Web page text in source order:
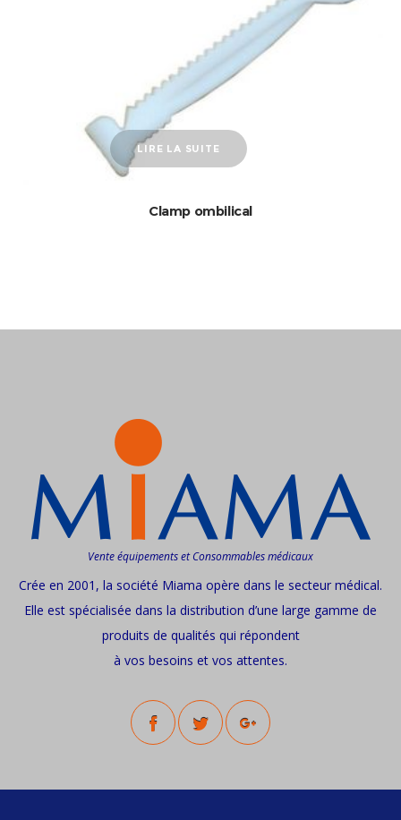
LIRE LA SUITE
Clamp ombilical
Vente équipements et Consommables médicaux
Crée en 2001, la société Miama opère dans le secteur médical.
Elle est spécialisée dans la distribution d’une large gamme de
produits de qualités qui répondent
à vos besoins et vos attentes.